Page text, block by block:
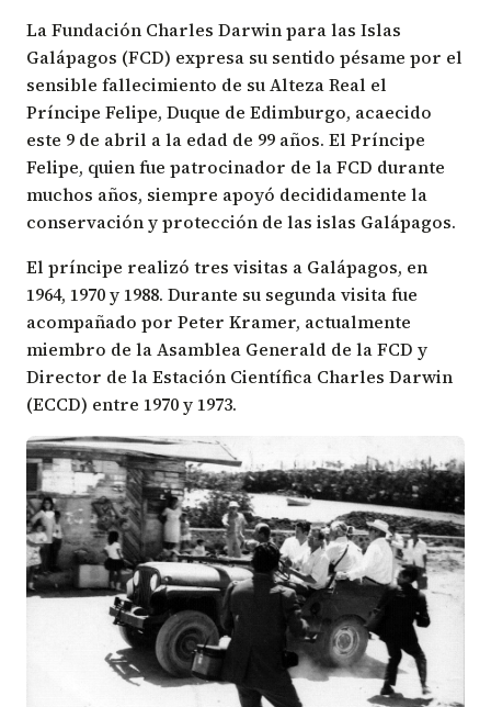
La Fundación Charles Darwin para las Islas
Galápagos (FCD) expresa su sentido pésame por el
sensible fallecimiento de su Alteza Real el
Príncipe Felipe, Duque de Edimburgo, acaecido
este 9 de abril a la edad de 99 años. El Príncipe
Felipe, quien fue patrocinador de la FCD durante
muchos años, siempre apoyó decididamente la
conservación y protección de las islas Galápagos.
El príncipe realizó tres visitas a Galápagos, en
1964, 1970 y 1988. Durante su segunda visita fue
acompañado por Peter Kramer, actualmente
miembro de la Asamblea Generald de la FCD y
Director de la Estación Científica Charles Darwin
(ECCD) entre 1970 y 1973.